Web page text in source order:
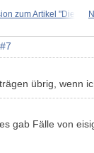
zum Artikel "Die
#7
übrig, wenn
gab Fälle von